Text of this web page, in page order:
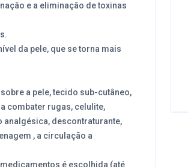
e a eliminação de toxinas
da pele, que se torna mais
a pele, tecido sub-cutâneo,
combater rugas, celulite,
descontraturante,
, a circulação a
é escolhida (até